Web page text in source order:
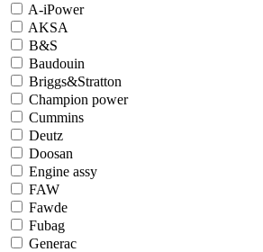
A-iPower
AKSA
B&S
Baudouin
Briggs&Stratton
Champion power
Cummins
Deutz
Doosan
Engine assy
FAW
Fawde
Fubag
Generac